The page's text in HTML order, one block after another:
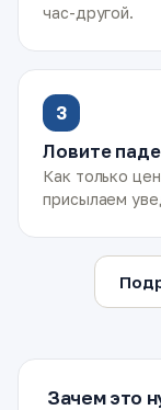
час-другой.
3
Ловите
Как только
присылаем
Зачем это